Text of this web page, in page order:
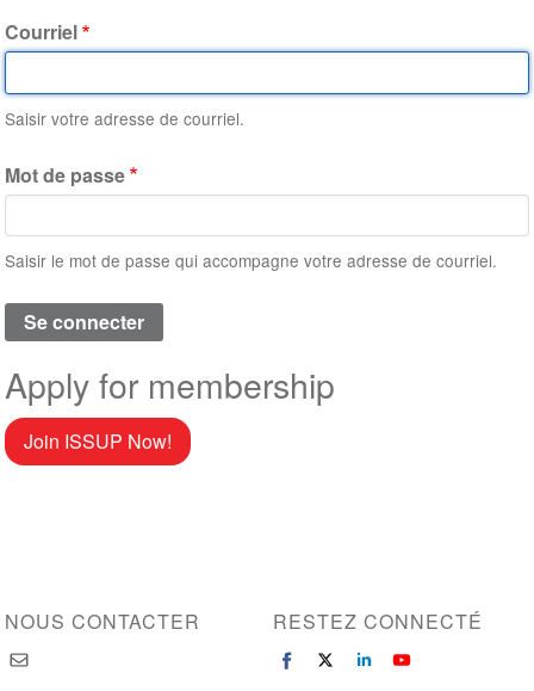
Courriel
Saisir votre adresse de courriel.
Mot de passe
Saisir le mot de passe qui accompagne votre adresse de courriel.
Apply for membership
Join ISSUP Now!
NOUS CONTACTER RESTEZ CONNECTÉ